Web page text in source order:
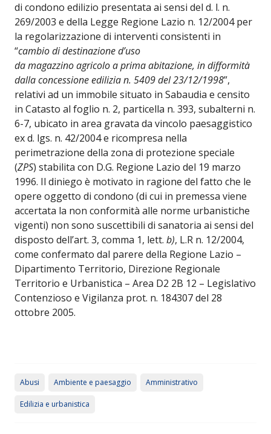
di condono edilizio presentata ai sensi del d. l. n.
269/2003 e della Legge Regione Lazio n. 12/2004 per
la regolarizzazione di interventi consistenti in
“cambio di destinazione d’uso
da magazzino agricolo a prima abitazione, in difformità
dalla concessione edilizia n. 5409 del 23/12/1998”,
relativi ad un immobile situato in Sabaudia e censito
in Catasto al foglio n. 2, particella n. 393, subalterni n.
6-7, ubicato in area gravata da vincolo paesaggistico
ex d. lgs. n. 42/2004 e ricompresa nella
perimetrazione della zona di protezione speciale
(ZPS) stabilita con D.G. Regione Lazio del 19 marzo
1996. Il diniego è motivato in ragione del fatto che le
opere oggetto di condono (di cui in premessa viene
accertata la non conformità alle norme urbanistiche
vigenti) non sono suscettibili di sanatoria ai sensi del
disposto dell’art. 3, comma 1, lett. b), L.R n. 12/2004,
come confermato dal parere della Regione Lazio –
Dipartimento Territorio, Direzione Regionale
Territorio e Urbanistica – Area D2 2B 12 – Legislativo
Contenzioso e Vigilanza prot. n. 184307 del 28
ottobre 2005.
Abusi Ambiente e paesaggio Amministrativo
Edilizia e urbanistica